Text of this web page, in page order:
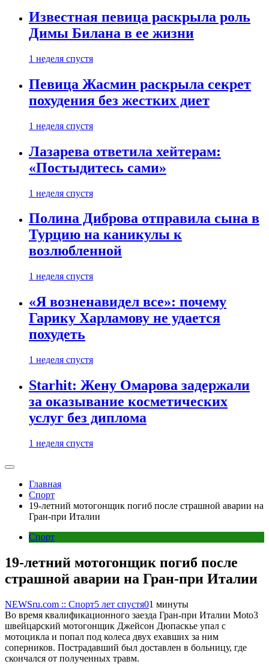
Известная певица раскрыла роль
Димы Билана в ее жизни
1 неделя спустя
Певица Жасмин раскрыла секрет
похудения без жестких диет
1 неделя спустя
Лазарева ответила хейтерам:
«Постыдитесь сами»
1 неделя спустя
Полина Диброва отправила сына в
Турцию на каникулы к
возлюбленной
1 неделя спустя
«Я возненавидел все»: почему
Гарику Харламову не удается
похудеть
1 неделя спустя
Starhit: Жену Омарова задержали
за оказывание косметических
услуг без диплома
1 неделя спустя
Главная
Спорт
19-летний мотогонщик погиб после страшной аварии на
Гран-при Италии
Спорт
19-летний мотогонщик погиб после
страшной аварии на Гран-при Италии
NEWSru.com :: Спорт5 лет спустя01 минуты
Во время квалификационного заезда Гран-при Италии Moto3
швейцарский мотогонщик Джейсон Дюпаскье упал с
мотоцикла и попал под колеса двух ехавших за ним
соперников. Пострадавший был доставлен в больницу, где
скончался от полученных травм.